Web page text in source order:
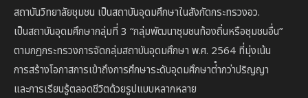
สถาบันวิทยาลัยชุมชน เป็นสถาบันอุดมศึกษาในสังกัดกระทรวงอว.
เป็นสถาบันอุดมศึกษากลุ่มที่ 3 “กลุ่มพัฒนาชุมชนท้องถิ่นหรือชุมชนอื่น”
ตามกฎกระทรวงการจัดกลุ่มสถาบันอุดมศึกษา พ.ศ. 2564 ที่มุ่งเน้น
การสร้างโอกาสการเข้าถึงการศึกษาระดับอุดมศึกษาต่ํากว่าปริญญา
และการเรียนรู้ตลอดชีวิตด้วยรูปแบบหลากหลาย